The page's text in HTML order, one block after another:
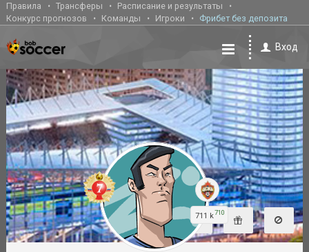
Правила Трансферы
Расписание и результаты
Конкурс прогнозов
Команды Игроки Фрибет без депозита
Вход
711 k710